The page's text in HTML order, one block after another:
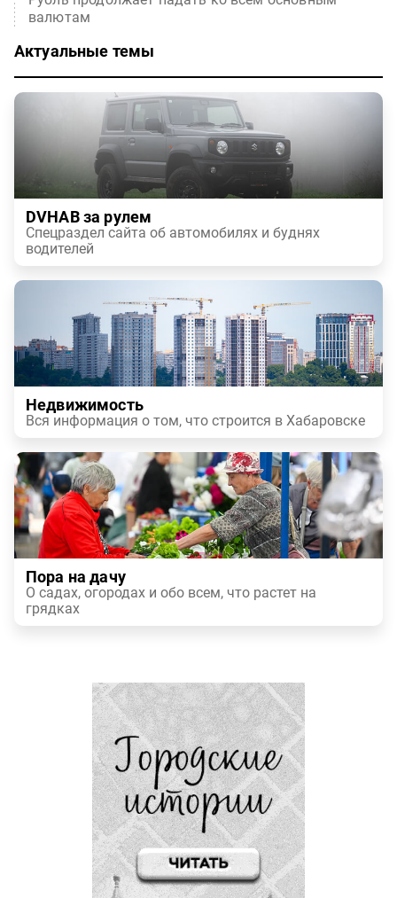
валютам
Актуальные темы
DVHAB за рулем
Спецраздел сайта об автомобилях и буднях
водителей
Недвижимость
Вся информация о том, что строится в Хабаровске
Пора на дачу
О садах, огородах и обо всем, что растет на
грядках